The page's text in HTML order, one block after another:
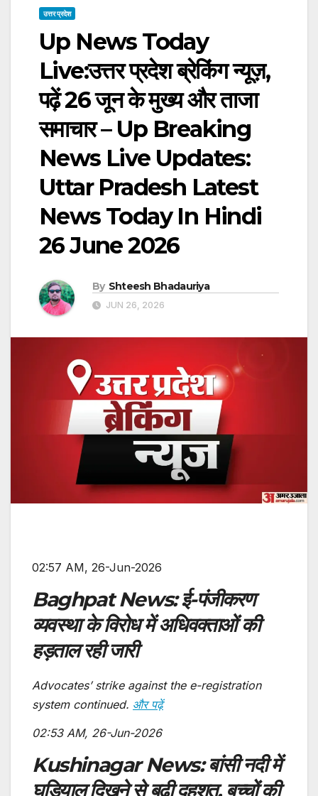
उत्तर प्रदेश
Up News Today
Live:उत्तर प्रदेश ब्रेकिंग न्यूज़,
पढ़ें 26 जून के मुख्य और ताजा
समाचार – Up Breaking
News Live Updates:
Uttar Pradesh Latest
News Today In Hindi
26 June 2026
By Shteesh Bhadauriya
JUN 26, 2026
02:57 AM, 26-Jun-2026
Baghpat News: ई-पंजीकरण
व्यवस्था के विरोध में अधिवक्ताओं की
हड़ताल रही जारी
Advocates’ strike against the e-registration
system continued. और पढ़ें
02:53 AM, 26-Jun-2026
Kushinagar News: बांसी नदी में
घड़ियाल दिखने से बढ़ी दहशत, बच्चों की